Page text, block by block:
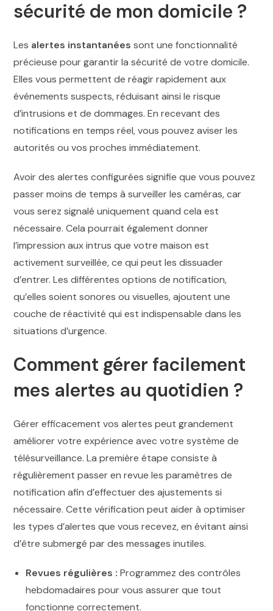
sécurité de mon domicile ?
Les alertes instantanées sont une fonctionnalité
précieuse pour garantir la sécurité de votre domicile.
Elles vous permettent de réagir rapidement aux
événements suspects, réduisant ainsi le risque
d’intrusions et de dommages. En recevant des
notifications en temps réel, vous pouvez aviser les
autorités ou vos proches immédiatement.
Avoir des alertes configurées signifie que vous pouvez
passer moins de temps à surveiller les caméras, car
vous serez signalé uniquement quand cela est
nécessaire. Cela pourrait également donner
l’impression aux intrus que votre maison est
activement surveillée, ce qui peut les dissuader
d’entrer. Les différentes options de notification,
qu’elles soient sonores ou visuelles, ajoutent une
couche de réactivité qui est indispensable dans les
situations d’urgence.
Comment gérer facilement
mes alertes au quotidien ?
Gérer efficacement vos alertes peut grandement
améliorer votre expérience avec votre système de
télésurveillance. La première étape consiste à
régulièrement passer en revue les paramètres de
notification afin d’effectuer des ajustements si
nécessaire. Cette vérification peut aider à optimiser
les types d’alertes que vous recevez, en évitant ainsi
d’être submergé par des messages inutiles.
Revues régulières : Programmez des contrôles
hebdomadaires pour vous assurer que tout
fonctionne correctement.